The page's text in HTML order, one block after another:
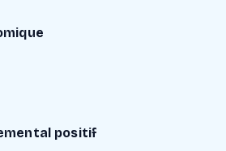
positif